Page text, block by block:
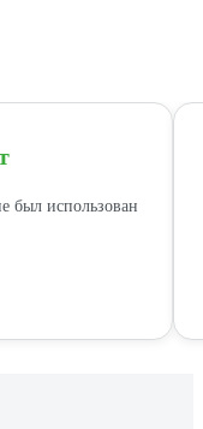
был использован